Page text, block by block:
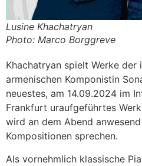
Lusine Khachatryan
Photo: Marco Borggreve
Khachatryan spielt Werke der
armenischen Komponistin
neuestes, am 14.09.2024 im
Frankfurt uraufgeführtes Werk
wird an dem Abend
Kompositionen sprechen.
Als vornehmlich klassische